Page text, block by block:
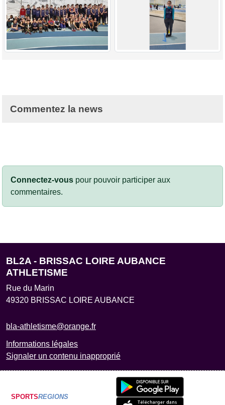
Commentez la news
Connectez-vous pour pouvoir participer aux
commentaires.
BL2A - BRISSAC LOIRE AUBANCE
ATHLETISME
Rue du Marin
49320 BRISSAC LOIRE AUBANCE
bla-athletisme@orange.fr
Informations légales
Signaler un contenu inapproprié
SPORTSREGIONS